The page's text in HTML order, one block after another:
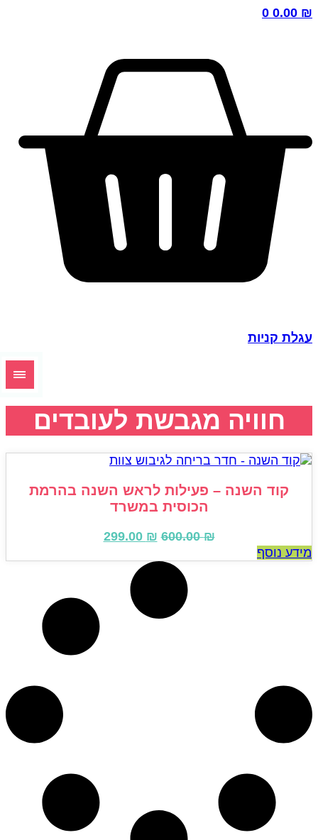
0.00
0
קניות
חוויה מגבשת לעובדים
קוד השנה – פעילות לראש השנה בהרמת
הכוסית במשרד
600.00₪
המחיר
היה:
600.00 ₪.
299.00₪
המחיר
הוא:
נוסף